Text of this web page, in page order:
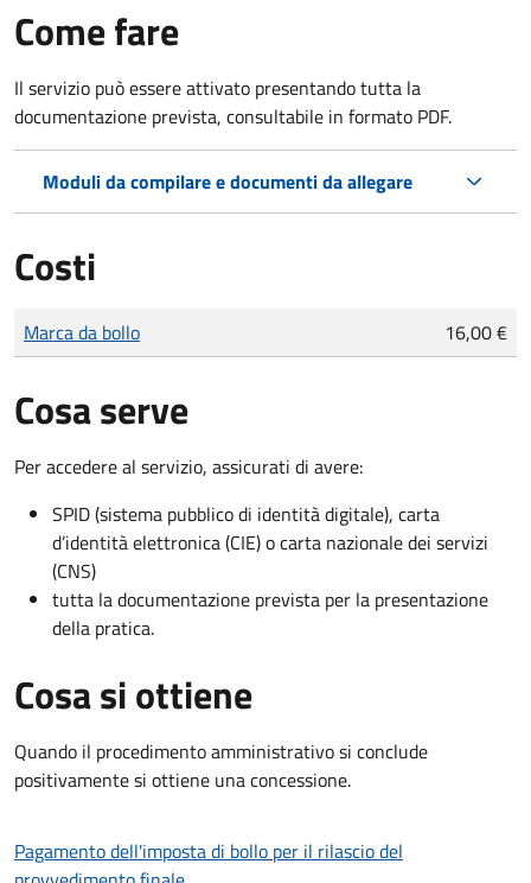
Come fare
Il servizio può essere attivato presentando tutta la
documentazione prevista, consultabile in formato PDF.
Moduli da compilare e documenti da allegare
Costi
Tipo di pagamento
Importo
Marca da bollo 16,00 €
Cosa serve
Per accedere al servizio, assicurati di avere:
SPID (sistema pubblico di identità digitale), carta
d’identità elettronica (CIE) o carta nazionale dei servizi
(CNS)
tutta la documentazione prevista per la presentazione
della pratica.
Cosa si ottiene
Quando il procedimento amministrativo si conclude
positivamente si ottiene una concessione.
Pagamento dell'imposta di bollo per il rilascio del